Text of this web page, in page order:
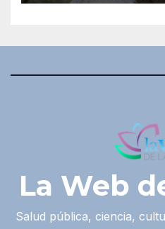
La Web
Salud pública, ciencia,